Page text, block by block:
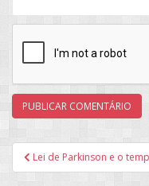
Navegação
de
Lei de Parkinson e o